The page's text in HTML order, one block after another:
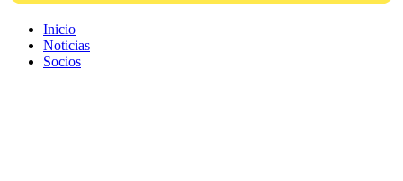
Inicio
Noticias
Socios